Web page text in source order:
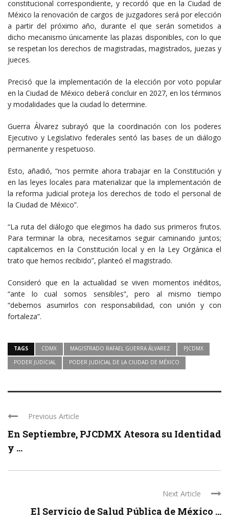
constitucional correspondiente, y recordó que en la Ciudad de
México la renovación de cargos de juzgadores será por elección
a partir del próximo año, durante el que serán sometidos a
dicho mecanismo únicamente las plazas disponibles, con lo que
se respetan los derechos de magistradas, magistrados, juezas y
jueces.
Precisó que la implementación de la elección por voto popular
en la Ciudad de México deberá concluir en 2027, en los términos
y modalidades que la ciudad lo determine.
Guerra Álvarez subrayó que la coordinación con los poderes
Ejecutivo y Legislativo federales sentó las bases de un diálogo
permanente y respetuoso.
Esto, añadió, “nos permite ahora trabajar en la Constitución y
en las leyes locales para materializar que la implementación de
la reforma judicial proteja los derechos de todo el personal de
la Ciudad de México”.
“La ruta del diálogo que elegimos ha dado sus primeros frutos.
Para terminar la obra, necesitamos seguir caminando juntos;
capitalicemos en la Constitución local y en la Ley Orgánica el
trato que hemos recibido”, planteó el magistrado.
Consideró que en la actualidad se viven momentos inéditos,
“ante lo cual somos sensibles”, pero al mismo tiempo
“debemos asumirlos con responsabilidad, con unión y con
fortaleza”.
TAGS CDMX MAGISTRADO RAFAEL GUERRA ÁLVAREZ
PJCDMX
PODER JUDICIAL
PODER JUDICIAL DE LA CIUDAD DE MÉXICO
Previous Article
En Septiembre, PJCDMX Atesora su Identidad
y ...
Next Article
El Servicio de Salud Pública de México ...